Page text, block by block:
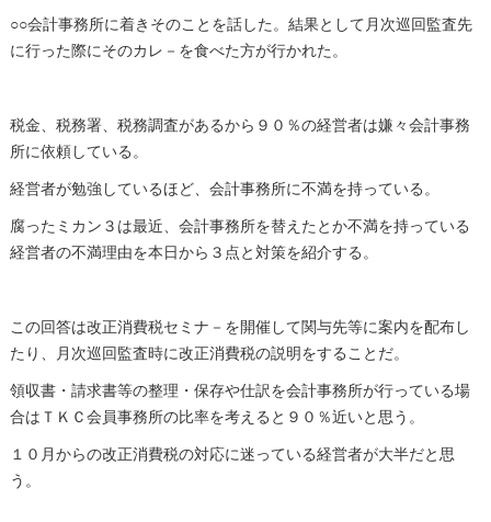
○○会計事務所に着きそのことを話した。結果として月次巡回監査先
に行った際にそのカレ－を食べた方が行かれた。
税金、税務署、税務調査があるから９０％の経営者は嫌々会計事務
所に依頼している。
経営者が勉強しているほど、会計事務所に不満を持っている。
腐ったミカン３は最近、会計事務所を替えたとか不満を持っている
経営者の不満理由を本日から３点と対策を紹介する。
この回答は改正消費税セミナ－を開催して関与先等に案内を配布し
たり、月次巡回監査時に改正消費税の説明をすることだ。
領収書・請求書等の整理・保存や仕訳を会計事務所が行っている場
合はＴＫＣ会員事務所の比率を考えると９０％近いと思う。
１０月からの改正消費税の対応に迷っている経営者が大半だと思
う。